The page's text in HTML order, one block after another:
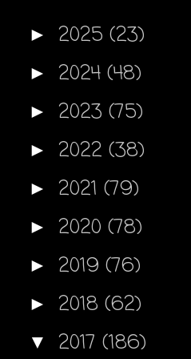
► 2025 (23)
► 2024 (48)
► 2023 (75)
► 2022 (38)
► 2021 (79)
► 2020 (78)
► 2019 (76)
► 2018 (62)
▼ 2017 (186)